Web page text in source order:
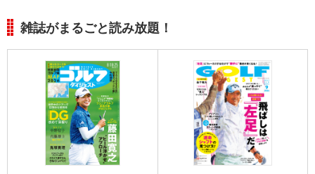
雑誌がまるごと読み放題！